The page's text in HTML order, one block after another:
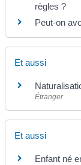
règles ?
Peut-on
Et aussi
Étranger
Et aussi
Enfant né